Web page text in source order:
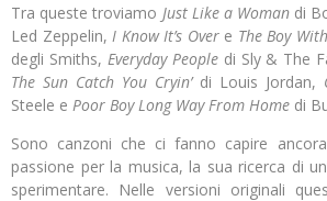
Tra queste troviamo Just Like a Woman di
Led Zeppelin, I Know It’s Overe The Boy
degli Smiths, Everyday Peopledi Sly & The
The Sun Catch You Cryin’di Louis Jordan,
Steele e Poor Boy Long Way From Home di
Sono canzoni che ci fanno capire
passione per la musica, la sua ricerca di
sperimentare. Nelle versioni originali